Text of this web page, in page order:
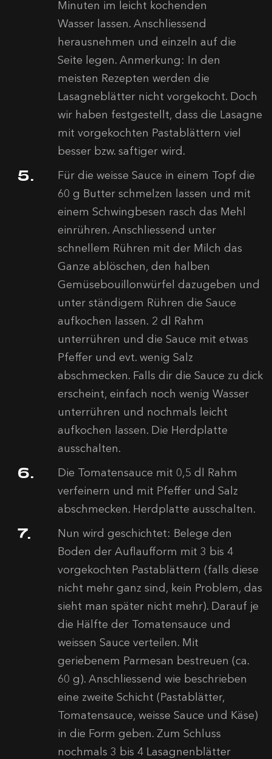
Minuten im leicht kochenden
Wasser lassen. Anschliessend
herausnehmen und einzeln auf die
Seite legen. Anmerkung: In den
meisten Rezepten werden die
Lasagneblätter nicht vorgekocht. Doch
wir haben festgestellt, dass die Lasagne
mit vorgekochten Pastablättern viel
besser bzw. saftiger wird.
Für die weisse Sauce in einem Topf die
60 g Butter schmelzen lassen und mit
einem Schwingbesen rasch das Mehl
einrühren. Anschliessend unter
schnellem Rühren mit der Milch das
Ganze ablöschen, den halben
Gemüsebouillonwürfel dazugeben und
unter ständigem Rühren die Sauce
aufkochen lassen. 2 dl Rahm
unterrühren und die Sauce mit etwas
Pfeffer und evt. wenig Salz
abschmecken. Falls dir die Sauce zu dick
erscheint, einfach noch wenig Wasser
unterrühren und nochmals leicht
aufkochen lassen. Die Herdplatte
ausschalten.
Die Tomatensauce mit 0,5 dl Rahm
verfeinern und mit Pfeffer und Salz
abschmecken. Herdplatte ausschalten.
Nun wird geschichtet: Belege den
Boden der Auflaufform mit 3 bis 4
vorgekochten Pastablättern (falls diese
nicht mehr ganz sind, kein Problem, das
sieht man später nicht mehr). Darauf je
die Hälfte der Tomatensauce und
weissen Sauce verteilen. Mit
geriebenem Parmesan bestreuen (ca.
60 g). Anschliessend wie beschrieben
eine zweite Schicht (Pastablätter,
Tomatensauce, weisse Sauce und Käse)
in die Form geben. Zum Schluss
nochmals 3 bis 4 Lasagnenblätter